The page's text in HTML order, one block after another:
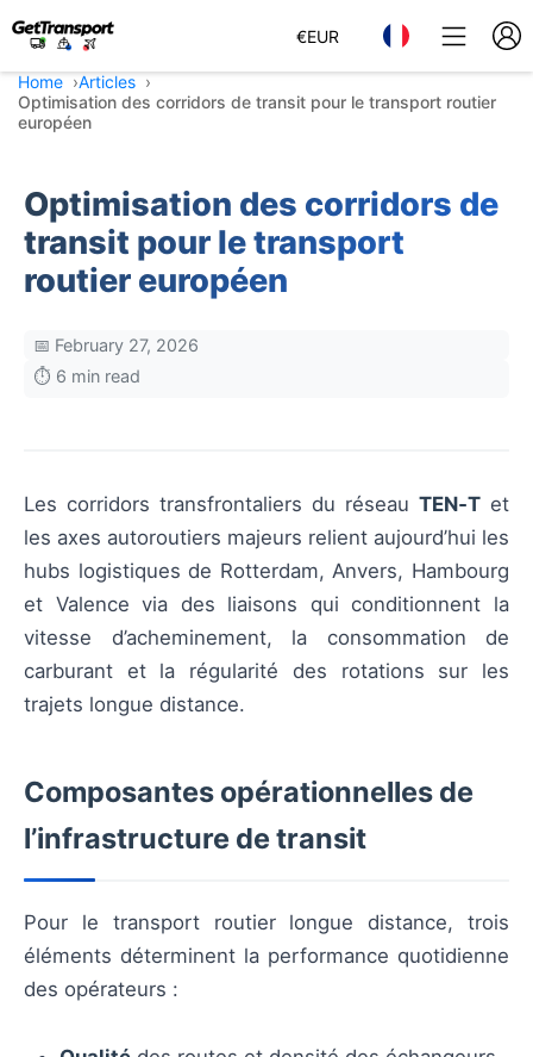
€EUR
Home
Articles
Optimisation des corridors de transit pour le transport routier
européen
Optimisation des corridors de
transit pour le transport
routier européen
📅 February 27, 2026
⏱️ 6 min read
Les corridors transfrontaliers du réseau TEN‑T et
les axes autoroutiers majeurs relient aujourd’hui les
hubs logistiques de Rotterdam, Anvers, Hambourg
et Valence via des liaisons qui conditionnent la
vitesse d’acheminement, la consommation de
carburant et la régularité des rotations sur les
trajets longue distance.
Composantes opérationnelles de
l’infrastructure de transit
Pour le transport routier longue distance, trois
éléments déterminent la performance quotidienne
des opérateurs :